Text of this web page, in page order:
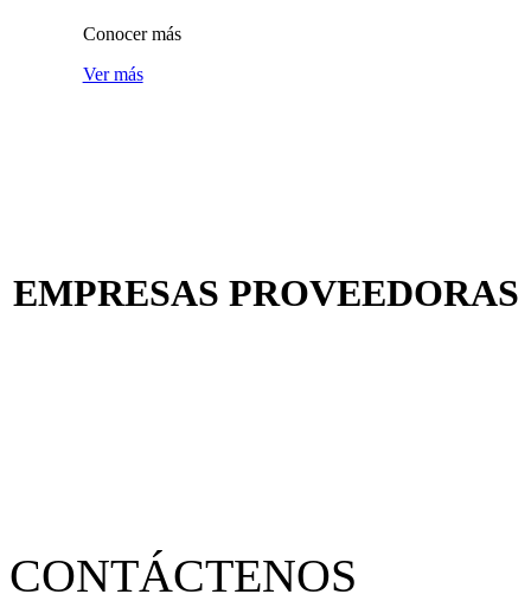
Conocer más
Ver más
EMPRESAS PROVEEDORAS
CONTÁCTENOS